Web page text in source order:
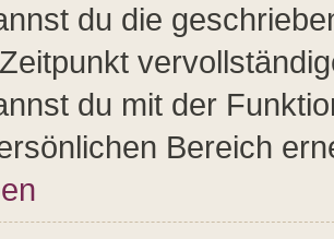
du die
du mit der
Bereich